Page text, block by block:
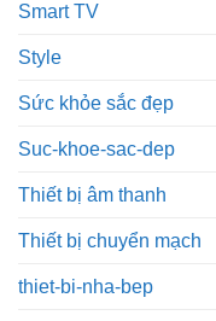
Smart TV
Style
Sức khỏe sắc đẹp
Suc-khoe-sac-dep
Thiết bị âm thanh
Thiết bị chuyển mạch
thiet-bi-nha-bep